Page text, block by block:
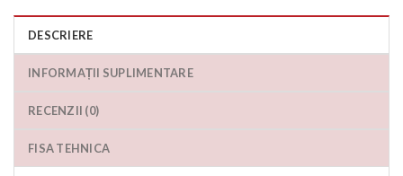
DESCRIERE
INFORMAȚII SUPLIMENTARE
RECENZII (0)
FISA TEHNICA